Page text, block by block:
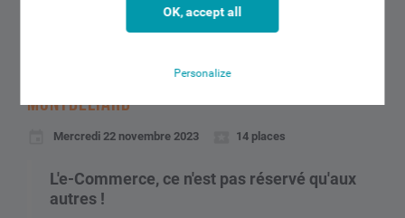
LES RENDEZ-VOUS CONNECTÉS BY CIC À
MONTBELIARD
Mercredi 22 novembre 2023 14 places
L'e-Commerce, ce n'est pas réservé qu'aux
autres !
OK, accept all
Personalize